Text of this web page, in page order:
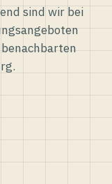
sind wir bei